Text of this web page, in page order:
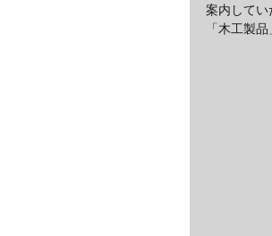
案内してい
「木工製